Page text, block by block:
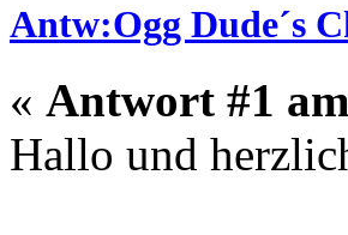
Antw:Ogg Dude´s
« Antwort #1
Hallo und